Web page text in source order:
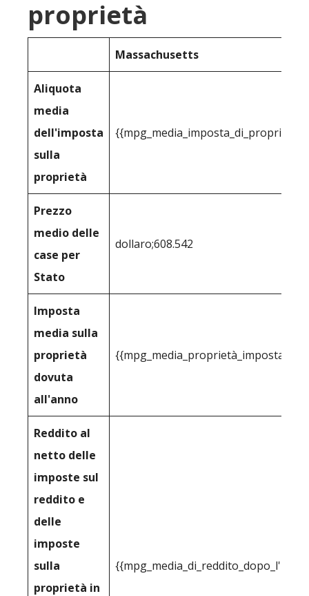
proprietà
Massachusetts
Aliquota
media
dell'imposta
sulla
proprietà
Prezzo
medio delle
case per
Stato
dollaro;608.542
Imposta
media sulla
proprietà
dovuta
all'anno
Reddito al
netto delle
imposte sul
reddito e
delle
imposte
sulla
proprietà in